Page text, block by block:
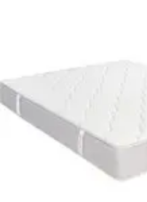
Destination Parfaite